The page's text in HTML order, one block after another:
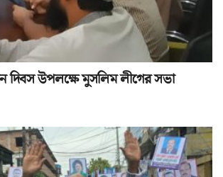
দিবস উপলক্ষে মুসলিম লীগের সভা